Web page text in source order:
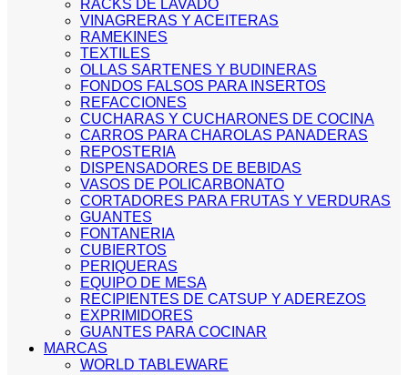
RACKS DE LAVADO
VINAGRERAS Y ACEITERAS
RAMEKINES
TEXTILES
OLLAS SARTENES Y BUDINERAS
FONDOS FALSOS PARA INSERTOS
REFACCIONES
CUCHARAS Y CUCHARONES DE COCINA
CARROS PARA CHAROLAS PANADERAS
REPOSTERIA
DISPENSADORES DE BEBIDAS
VASOS DE POLICARBONATO
CORTADORES PARA FRUTAS Y VERDURAS
GUANTES
FONTANERIA
CUBIERTOS
PERIQUERAS
EQUIPO DE MESA
RECIPIENTES DE CATSUP Y ADEREZOS
EXPRIMIDORES
GUANTES PARA COCINAR
MARCAS
WORLD TABLEWARE